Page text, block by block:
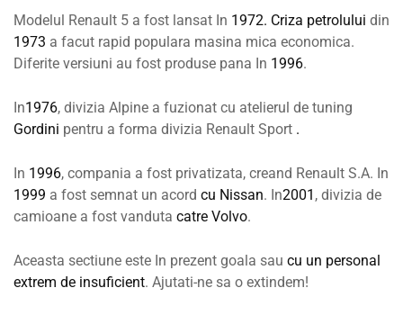
Modelul Renault 5 a fost lansat In 1972. Criza petrolului din
1973 a facut rapid populara masina mica economica.
Diferite versiuni au fost produse pana In 1996.
In1976, divizia Alpine a fuzionat cu atelierul de tuning
Gordini pentru a forma divizia Renault Sport .
In 1996, compania a fost privatizata, creand Renault S.A. In
1999 a fost semnat un acord cu Nissan. In2001 , divizia de
camioane a fost vanduta catre Volvo.
Aceasta sectiune este In prezent goala sau cu un personal
extrem de insuficient. Ajutati-ne sa o extindem!